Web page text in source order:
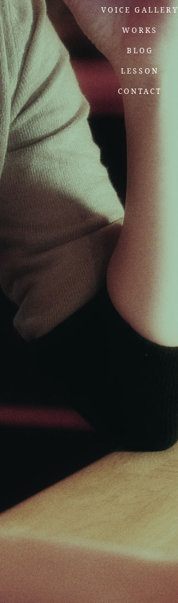
VOICE GALLERY
WORKS
BLOG
LESSON
CONTACT